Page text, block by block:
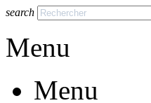
search
Menu
Menu